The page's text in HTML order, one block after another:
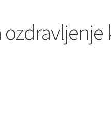
ozdravljenje